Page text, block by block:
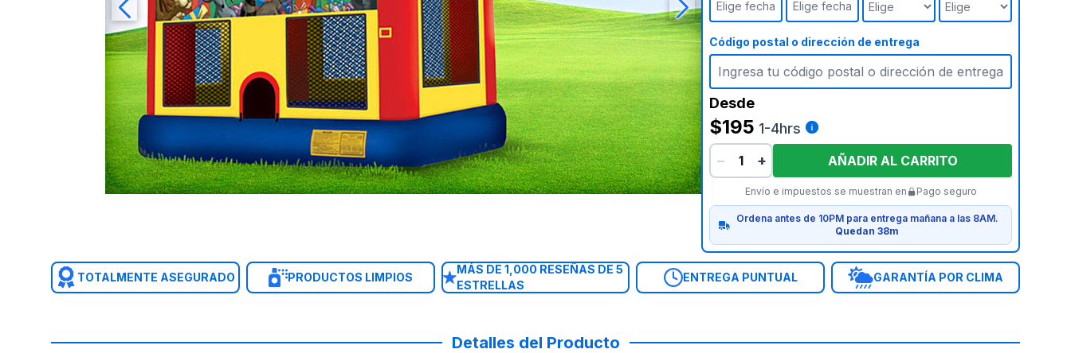
Elige fecha
Elige fecha
Código postal o dirección de entrega
Desde
$195 1-4hrs
−
+ AÑADIR AL CARRITO
Envío e impuestos se muestran en Pago seguro
Ordena antes de 10PM para entrega mañana a las 8AM.
Quedan 38m
TOTALMENTE ASEGURADO PRODUCTOS LIMPIOS
MÁS DE 1,000 RESEÑAS DE 5
ESTRELLAS
ENTREGA PUNTUAL GARANTÍA POR CLIMA
Detalles del Producto